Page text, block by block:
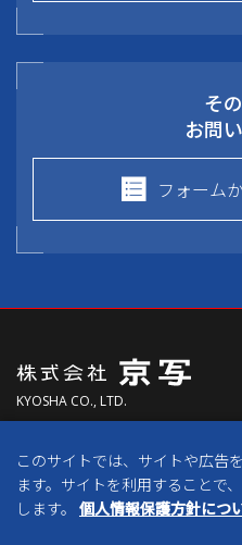
そ
お問
フォーム
KYOSHA CO., LTD.
京都府久世郡久御山町森村東300
免責事項 個人情報保護方針
このサイトでは、サイトや広告
ます。サイトを利用することで
します。 個人情報保護方針につ